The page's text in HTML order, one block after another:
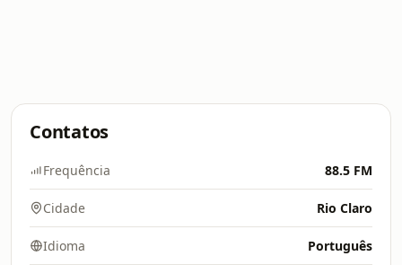
Contatos
Frequência 88.5 FM
Cidade Rio Claro
Idioma Português